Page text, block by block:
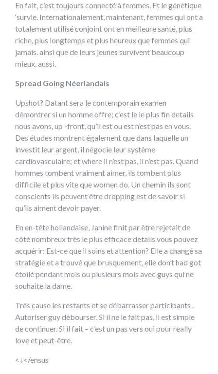
En fait, c’est toujours connecté à femmes. Et le génétique
‘survie. Internationalement, maintenant, femmes qui ont a
totalement utilisé conjoint ont en meilleure santé, plus
riche, plus longtemps et plus heureux que femmes qui
jamais. ainsi que de leurs jeunes survivent beaucoup
mieux, aussi.
Spread Going Néerlandais
Upshot? Datant sera le contemporain examen
démontrer si un homme offre; c’est le le plus fin details
nous avons, up -front, qu’il est ou est n’est pas en vous.
Des études montrent également que dans laquelle un
investit leur argent, il négocie leur système
cardiovasculaire; et where il n’est pas, il n’est pas. Quand
hommes tombent vraiment aimer, ils tombent plus
difficile et plus vite que women do. Un chemin ils sont
conscients ils peuvent être dropping est de savoir si
qu’ils aiment devoir payer.
En en-tête hollandaise, Janine finit par être rejetait de
côté nombreux très le plus efficace details vous pouvez
acquérir: Est-ce que il soins et attention? Elle a changé sa
stratégie et a trouvé que brusquement, elle don’t had got
étoilé pendant mois ou plusieurs mois avec guys qui ne
souhaite la dame.
Très cause les restants et se débarrasser participants .
Autoriser guy débourser. Si il ne le fait pas, il est simple
de continuer. Si il fait – c’est un pas vers oui pour really
love et peut-être.
<↓</ensus